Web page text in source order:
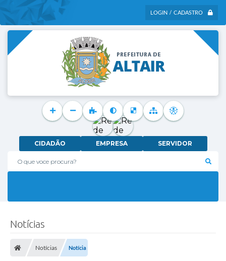
LOGIN / CADASTRO
O que voce procura?
CIDADÃO EMPRESA SERVIDOR
Notícias
Notícias Notícia